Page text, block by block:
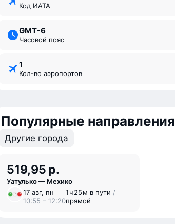
Код ИАТА
GMT-6
Часовой пояс
1
Кол-во аэропортов
Популярные направления
Другие города
519,95 р.
Уатулько — Мехико
17 авг, пн
10:55 – 12:20
1 ⁠ч 25 ⁠м в пути /
прямой